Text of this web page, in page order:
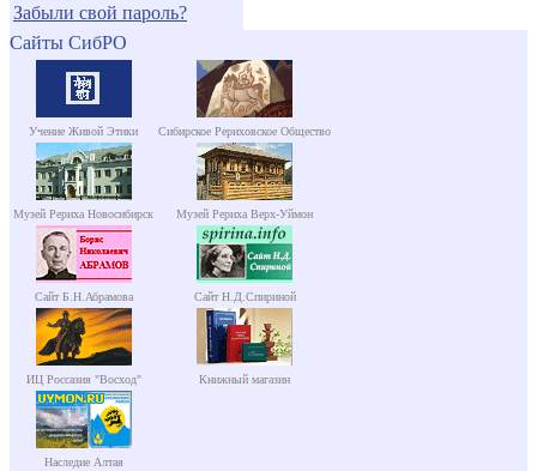
Забыли свой пароль?
Сайты СибРО
Учение Живой Этики Сибирское Рериховское Общество
Музей Рериха Новосибирск Музей Рериха Верх-Уймон
Сайт Б.Н.Абрамова Сайт Н.Д.Спириной
ИЦ Россазия "Восход" Книжный магазин
Наследие Алтая